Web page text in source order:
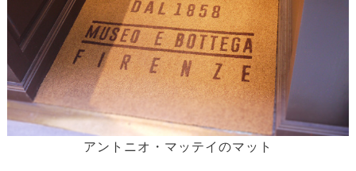
アントニオ・マッテイのマット